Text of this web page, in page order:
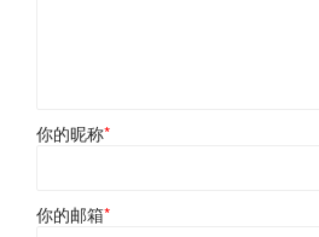
你的昵称*
你的邮箱*